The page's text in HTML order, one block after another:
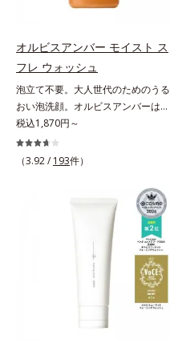
人の肌印象に大きな影響を与えてい
ビスユー ドットシリーズは美容成
分(*7)として「G.D.F.アクティベー
ター(*8)」を配合。そして、従来か
ら配合している美白有効成分「トラ
ネキサム酸」を配合しました。さら
に、シリーズ共通の美容成分(*7)
「GLルートブースター(*9)」を配合
することで、肌のふっくら感や透明
角的なエイジングケアが叶うシリー
ズに。3ステップで上向き(*10)のハ
リと透明感を。効果的なシナジー設
計で、あなたのエイジングケアを応
援します。*1 メラニンの生成を抑
え、シミ・ソバカスを防ぐ（ウォッ
シュ除く）*2 オルビス内スキンケ
アシリーズの保湿力*3 年齢に応じ
たお手入れのこと*4 うるおいによ
オルビスアンバー モイスト ス
フレ ウォッシュ
泡立て不要。大人世代のためのうる
おい泡洗顔。オルビスアンバーは、
いつも⾃然体で美しくありたいと願
う⼤⼈世代に寄り添うブランドで
す。年齢印象研究に基づいた肌サイ
ーチ。大人世代の肌に向き合い、手
軽なお手入れで賢いケアを。ライフ
スタイルになじむ、若々しい印象(*)
作りのサポートをします。* 肌にハ
リを与え若々しい印象
税込1,870円～
（3.92 / 193件）